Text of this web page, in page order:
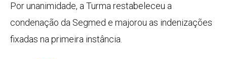
Por unanimidade, a Turma restabeleceu a
condenação da Segmed e majorou as indenizações
fixadas na primeira instância.